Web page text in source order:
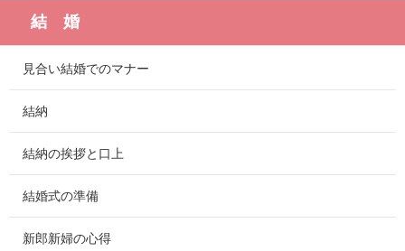
結 婚
見合い結婚でのマナー
結納
結納の挨拶と口上
結婚式の準備
新郎新婦の心得